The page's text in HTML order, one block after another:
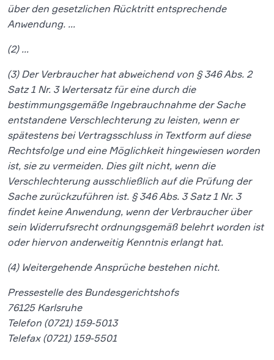
über den gesetzlichen Rücktritt entsprechende
Anwendung. …
(2) …
(3) Der Verbraucher hat abweichend von § 346 Abs. 2
Satz 1 Nr. 3 Wertersatz für eine durch die
bestimmungsgemäße Ingebrauchnahme der Sache
entstandene Verschlechterung zu leisten, wenn er
spätestens bei Vertragsschluss in Textform auf diese
Rechtsfolge und eine Möglichkeit hingewiesen worden
ist, sie zu vermeiden. Dies gilt nicht, wenn die
Verschlechterung ausschließlich auf die Prüfung der
Sache zurückzuführen ist. § 346 Abs. 3 Satz 1 Nr. 3
findet keine Anwendung, wenn der Verbraucher über
sein Widerrufsrecht ordnungsgemäß belehrt worden ist
oder hiervon anderweitig Kenntnis erlangt hat.
(4) Weitergehende Ansprüche bestehen nicht.
Pressestelle des Bundesgerichtshofs
76125 Karlsruhe
Telefon (0721) 159-5013
Telefax (0721) 159-5501